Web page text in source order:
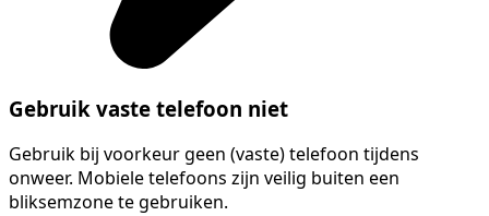
Gebruik vaste telefoon niet
Gebruik bij voorkeur geen (vaste) telefoon tijdens
onweer. Mobiele telefoons zijn veilig buiten een
bliksemzone te gebruiken.